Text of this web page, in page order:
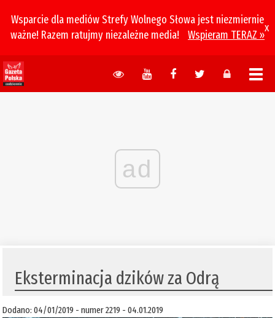
Wsparcie dla mediów Strefy Wolnego Słowa jest niezmiernie
ważne! Razem ratujmy niezależne media!
Wspieram TERAZ »
x
ad
Eksterminacja dzików za Odrą
Dodano: 04/01/2019 - numer 2219 - 04.01.2019